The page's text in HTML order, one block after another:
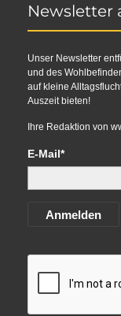
Newsletter
Unser Newsletter
und des
auf kleine
Auszeit bieten!
Ihre Redaktion von
E-Mail*
Anmelden